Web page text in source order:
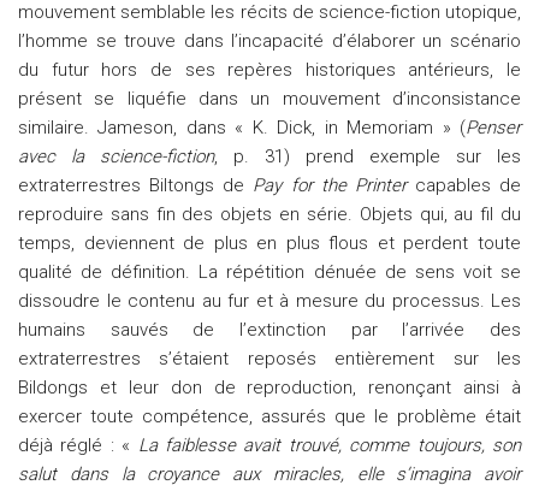
mouvement semblable les récits de science-fiction utopique,
l’homme se trouve dans l’incapacité d’élaborer un scénario
du futur hors de ses repères historiques antérieurs, le
présent se liquéfie dans un mouvement d’inconsistance
similaire. Jameson, dans « K. Dick, in Memoriam » (Penser
avec la science-fiction, p. 31) prend exemple sur les
extraterrestres Biltongs de Pay for the Printercapables de
reproduire sans fin des objets en série. Objets qui, au fil du
temps, deviennent de plus en plus flous et perdent toute
qualité de définition. La répétition dénuée de sens voit se
dissoudre le contenu au fur et à mesure du processus. Les
humains sauvés de l’extinction par l’arrivée des
extraterrestres s’étaient reposés entièrement sur les
Bildongs et leur don de reproduction, renonçant ainsi à
exercer toute compétence, assurés que le problème était
déjà réglé : « La faiblesse avait trouvé, comme toujours, son
salut dans la croyance aux miracles, elle s’imagina avoir